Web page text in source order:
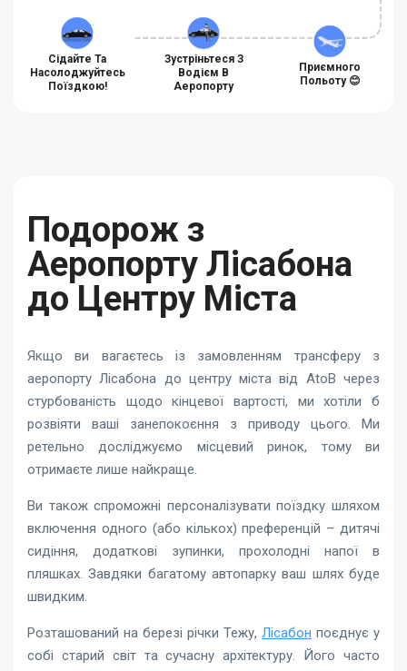
Сідайте Та
Насолоджуйтесь
Поїздкою!
Зустріньтеся З
Водієм В
Аеропорту
Приємного
Польоту 😊
Подорож з
Аеропорту Лісабона
до Центру Міста
Якщо ви вагаєтесь із замовленням трансферу з
аеропорту Лісабона до центру міста від AtoB через
стурбованість щодо кінцевої вартості, ми хотіли б
розвіяти ваші занепокоєння з приводу цього. Ми
ретельно досліджуємо місцевий ринок, тому ви
отримаєте лише найкраще.
Ви також спроможні персоналізувати поїздку шляхом
включення одного (або кількох) преференцій – дитячі
сидіння, додаткові зупинки, прохолодні напої в
пляшках. Завдяки багатому автопарку ваш шлях буде
швидким.
Розташований на березі річки Тежу, Лісабон поєднує у
собі старий світ та сучасну архітектуру. Його часто